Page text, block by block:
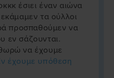
έσιει έναν αιώνα
τα ούλλοι
προσπαθούμεν να
εν σάζουνται.
να έχουμε
έχουμε υπόθεση